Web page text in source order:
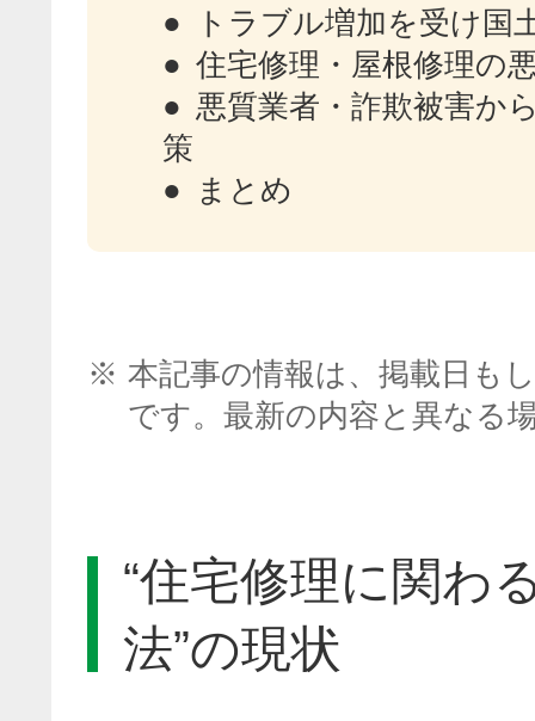
トラブル増加を受け国
住宅修理・屋根修理の
悪質業者・詐欺被害か
策
まとめ
※ 本記事の情報は、掲載日も
です。最新の内容と異なる
“住宅修理に関わ
法”の現状